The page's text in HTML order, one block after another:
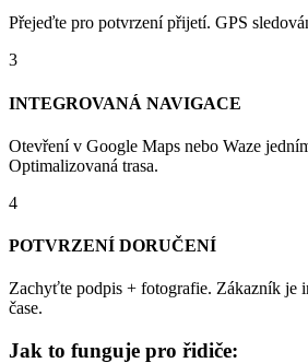
Přejeďte pro potvrzení přijetí. GPS
3
INTEGROVANÁ NAVIGACE
Otevření v Google Maps nebo Waze
Optimalizovaná trasa.
4
POTVRZENÍ DORUČENÍ
Zachyťte podpis + fotografie. Zákazník je
čase.
Jak to funguje pro řidiče: